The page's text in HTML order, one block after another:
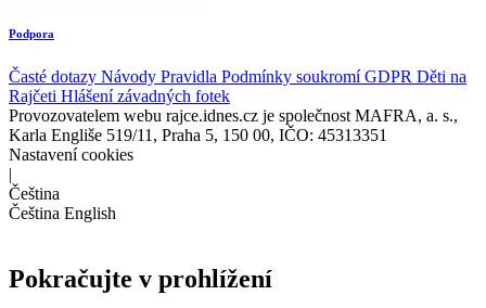
Podpora
Časté dotazy Návody Pravidla Podmínky soukromíGDPR Děti na
Rajčeti Hlášení závadných fotek
Provozovatelem webu rajce.idnes.cz je společnost MAFRA, a. s.,
Karla Engliše 519/11, Praha 5, 150 00, IČO: 45313351
Nastavení cookies
|
Čeština
Čeština English
Pokračujte v prohlížení